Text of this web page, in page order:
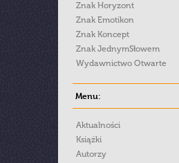
Znak Horyzont
Znak Emotikon
Znak Koncept
Znak JednymSłowem
Wydawnictwo Otwarte
Menu:
Aktualności
Książki
Autorzy